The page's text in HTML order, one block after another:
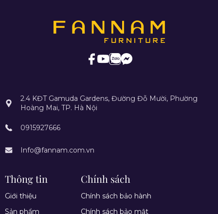
2.4 KĐT Gamuda Gardens, Đường Đỗ Mười, Phường
Hoàng Mai, TP. Hà Nội
0915927666
Info@fannam.com.vn
Thông tin
Giới thiệu
Sản phẩm
Chính sách
Chính sách bảo hành
Chính sách bảo mật